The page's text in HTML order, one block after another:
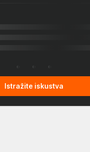
Istražite iskustva